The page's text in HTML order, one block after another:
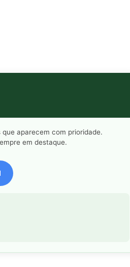
aparecem com prioridade.
em destaque.